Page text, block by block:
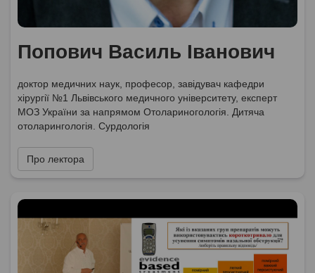
Попович Василь Іванович
доктор медичних наук, професор, завідувач кафедри
хірургії №1 Львівського медичного університету, експерт
МОЗ України за напрямом Отолариногологія. Дитяча
отоларингологія. Сурдологія
Про лектора